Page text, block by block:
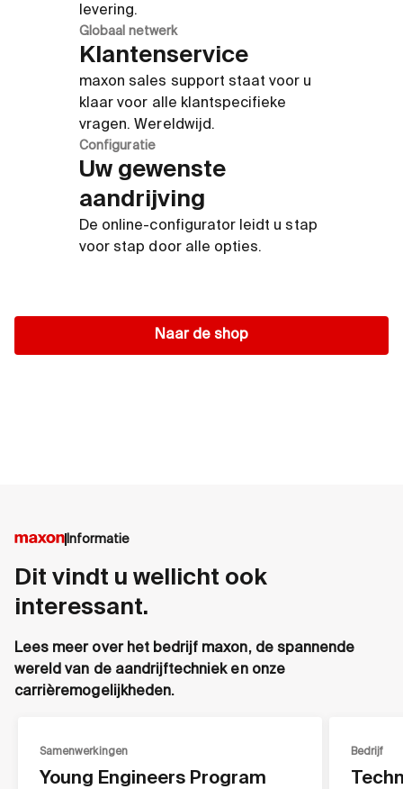
levering.
Globaal netwerk
Klantenservice
maxon sales support staat voor u
klaar voor alle klantspecifieke
vragen. Wereldwijd.
Configuratie
Uw gewenste
aandrijving
De online-configurator leidt u stap
voor stap door alle opties.
Naar de shop
Informatie
Dit vindt u wellicht ook
interessant.
Lees meer over het bedrijf maxon, de spannende
wereld van de aandrijftechniek en onze
carrièremogelijkheden.
Samenwerkingen
Young Engineers Program
Bedrijf